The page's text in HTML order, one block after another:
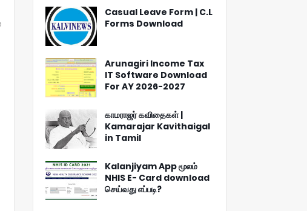
Casual Leave Form | C.L
Forms Download
Arunagiri Income Tax
IT Software Download
For AY 2026-2027
காமராஜர் கவிதைகள் |
Kamarajar Kavithaigal
in Tamil
Kalanjiyam App மூலம்
NHIS E- Card download
செய்வது எப்படி?